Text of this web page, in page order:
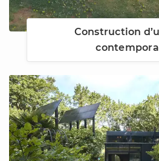
Construction